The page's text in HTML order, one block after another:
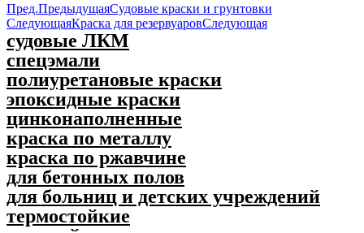
Пред.ПредыдущаяСудовые краски и грунтовки
СледующаяКраска для резервуаровСледующая
судовые ЛКМ
спецэмали
полиуретановые краски
эпоксидные краски
цинконаполненные
краска по металлу
краска по ржавчине
для бетонных полов
для больниц и детских учреждений
термостойкие